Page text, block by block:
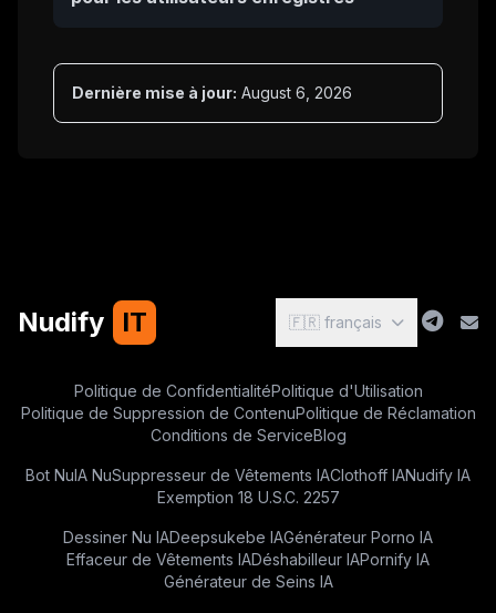
Dernière mise à jour: August 6, 2026
Nudify IT 🇫🇷 français
Politique de ConfidentialitéPolitique d'Utilisation
Politique de Suppression de ContenuPolitique de Réclamation
Conditions de ServiceBlog
Bot NuIA NuSuppresseur de Vêtements IAClothoff IANudify IA
Exemption 18 U.S.C. 2257
Dessiner Nu IADeepsukebe IAGénérateur Porno IA
Effaceur de Vêtements IADéshabilleur IAPornify IA
Générateur de Seins IA